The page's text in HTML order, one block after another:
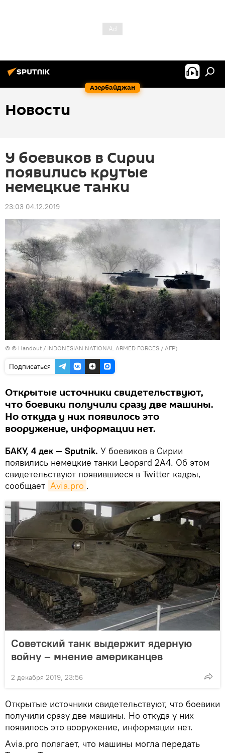
Азербайджан
Новости
У боевиков в Сирии
появились крутые
немецкие танки
23:03 04.12.2019
© © Handout / INDONESIAN NATIONAL ARMED FORCES / AFP)
Подписаться
Открытые источники свидетельствуют,
что боевики получили сразу две машины.
Но откуда у них появилось это
вооружение, информации нет.
БАКУ, 4 дек — Sputnik. У боевиков в Сирии
появились немецкие танки Leopard 2A4. Об этом
свидетельствуют появившиеся в Twitter кадры,
сообщает Аvia.pro .
Советский танк выдержит ядерную
войну – мнение американцев
2 декабря 2019, 23:56
Открытые источники свидетельствуют, что боевики
получили сразу две машины. Но откуда у них
появилось это вооружение, информации нет.
Аvia.pro полагает, что машины могла передать